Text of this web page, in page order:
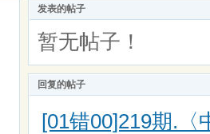
发表的帖子
暂无帖子！
回复的帖子
[01错00]219期.